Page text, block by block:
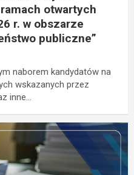
otwartych
r. w obszarze
publiczne”
naborem kandydatów na
wskazanych przez
inne…